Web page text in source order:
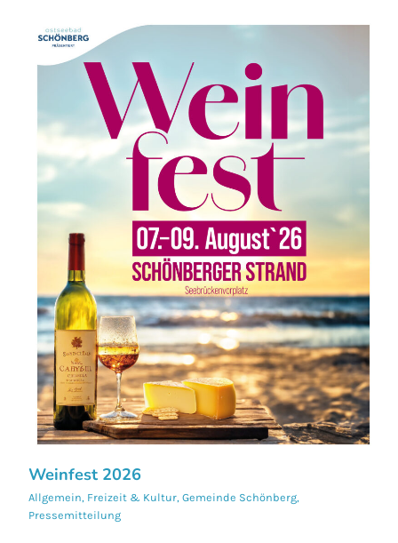
Weinfest 2026
Allgemein, Freizeit & Kultur,Gemeinde Schönberg,
Pressemitteilung